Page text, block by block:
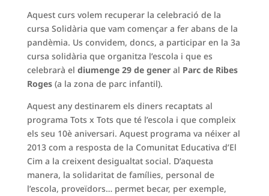
Aquest curs volem recuperar la celebració de la
cursa Solidària que vam començar a fer abans de la
pandèmia. Us convidem, doncs, a participar en la 3a
cursa solidària que organitza l’escola i que es
celebrarà el diumenge 29 de gener al Parc de Ribes
Roges (a la zona de parc infantil).
Aquest any destinarem els diners recaptats al
programa Tots x Tots que té l’escola i que compleix
els seu 10è aniversari. Aquest programa va néixer al
2013 com a resposta de la Comunitat Educativa d’El
Cim a la creixent desigualtat social. D’aquesta
manera, la solidaritat de famílies, personal de
l’escola, proveïdors… permet becar, per exemple,